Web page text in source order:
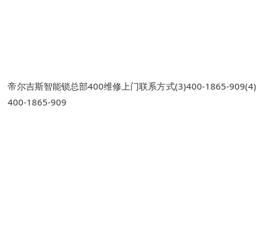
帝尔吉斯智能锁总部400维修上门联系方式(3)400-1865-909(4)
400-1865-909